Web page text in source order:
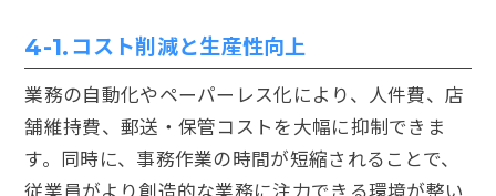
4-1.コスト削減と生産性向上
業務の自動化やペーパーレス化により、人件費、店
舗維持費、郵送・保管コストを大幅に抑制できま
す。同時に、事務作業の時間が短縮されることで、
従業員がより創造的な業務に注力できる環境が整い